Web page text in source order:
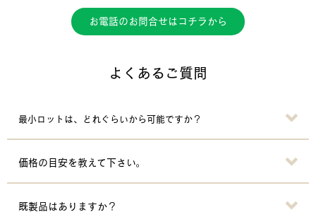
お電話のお問合せはコチラから
よくあるご質問
最小ロットは、どれぐらいから可能ですか？
価格の目安を教えて下さい。
既製品はありますか？